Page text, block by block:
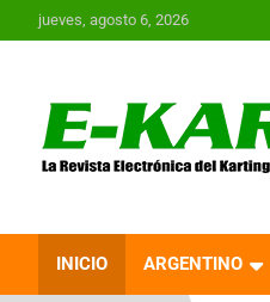
Saltar
al
jueves, agosto 6, 2026
Revista
INICIO ARGENTINO